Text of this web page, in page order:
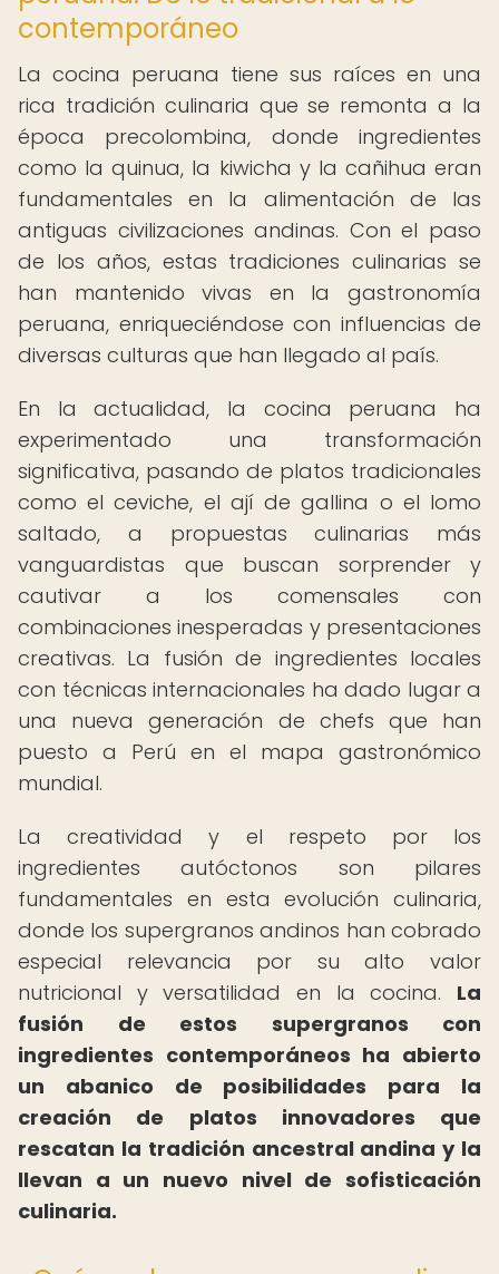
contemporáneo
La cocina peruana tiene sus raíces en una
rica tradición culinaria que se remonta a la
época precolombina, donde ingredientes
como la quinua, la kiwicha y la cañihua eran
fundamentales en la alimentación de las
antiguas civilizaciones andinas. Con el paso
de los años, estas tradiciones culinarias se
han mantenido vivas en la gastronomía
peruana, enriqueciéndose con influencias de
diversas culturas que han llegado al país.
En la actualidad, la cocina peruana ha
experimentado una transformación
significativa, pasando de platos tradicionales
como el ceviche, el ají de gallina o el lomo
saltado, a propuestas culinarias más
vanguardistas que buscan sorprender y
cautivar a los comensales con
combinaciones inesperadas y presentaciones
creativas. La fusión de ingredientes locales
con técnicas internacionales ha dado lugar a
una nueva generación de chefs que han
puesto a Perú en el mapa gastronómico
mundial.
La creatividad y el respeto por los
ingredientes autóctonos son pilares
fundamentales en esta evolución culinaria,
donde los supergranos andinos han cobrado
especial relevancia por su alto valor
nutricional y versatilidad en la cocina. La
fusión de estos supergranos con
ingredientes contemporáneos ha abierto
un abanico de posibilidades para la
creación de platos innovadores que
rescatan la tradición ancestral andina y la
llevan a un nuevo nivel de sofisticación
culinaria.